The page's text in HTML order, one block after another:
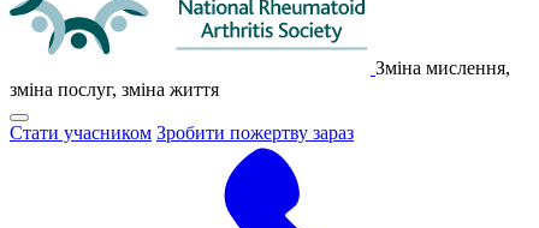
Зміна мислення,
зміна послуг, зміна життя
Натисніть,
щоб
Стати учасником Зробити пожертву зараз